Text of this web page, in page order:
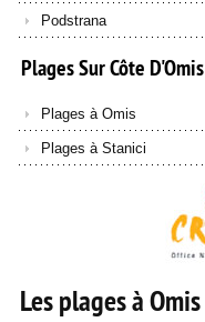
Podstrana
PlagesSurCôteD'Omis
Plages à Omis
Plages à Stanici
Les plages à Omis